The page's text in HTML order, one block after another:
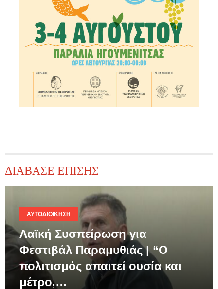
ΔΙΑΒΑΣΕ ΕΠΙΣΗΣ
ΑΥΤΟΔΙΟΊΚΗΣΗ
Λαϊκή Συσπείρωση για
Φεστιβάλ Παραμυθιάς | “Ο
πολιτισμός απαιτεί ουσία και
μέτρο,…